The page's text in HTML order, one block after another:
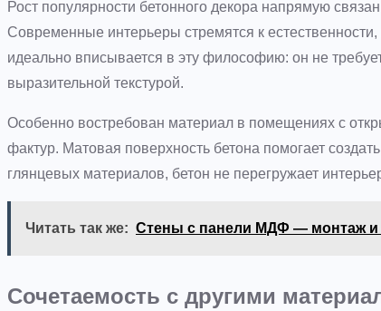
Рост популярности бетонного декора напрямую
Современные интерьеры стремятся к
идеально вписывается в эту философию: он не
выразительной текстурой.
Особенно востребован материал в помещениях с
фактур. Матовая поверхность бетона помогает
глянцевых материалов, бетон не перегружает
Читать так же: Стены с панели МДФ — монтаж и
Сочетаемость с другими